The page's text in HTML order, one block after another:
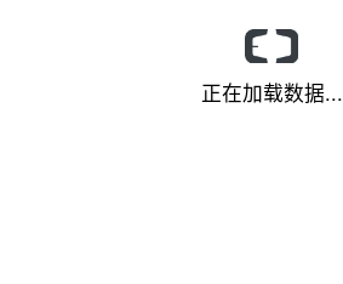
正在加载数据...